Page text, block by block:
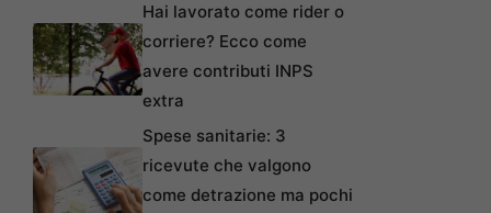
Hai lavorato come rider o
corriere? Ecco come
avere contributi INPS
extra
Spese sanitarie: 3
ricevute che valgono
come detrazione ma pochi